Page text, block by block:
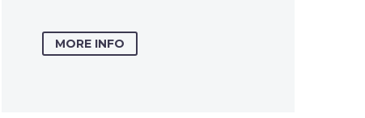
MORE INFO